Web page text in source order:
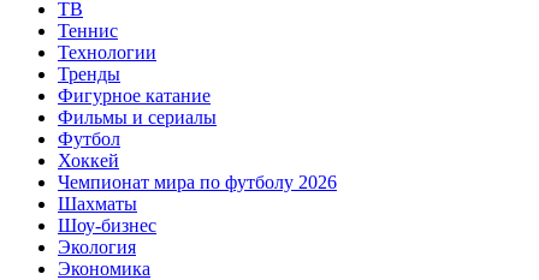
ТВ
Теннис
Технологии
Тренды
Фигурное катание
Фильмы и сериалы
Футбол
Хоккей
Чемпионат мира по футболу 2026
Шахматы
Шоу-бизнес
Экология
Экономика